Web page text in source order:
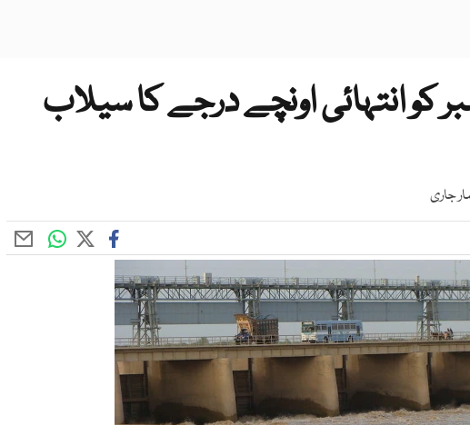
سندھ میں 5 ستمبر کو انتہائی اونچے درجے کا سیلاب
جاری